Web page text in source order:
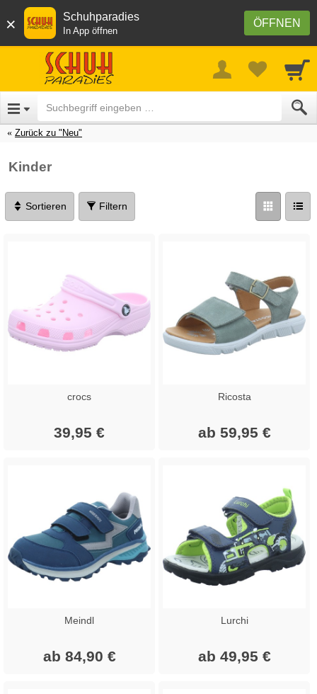
× ÖFFNEN
Schuhparadies
In App öffnen
Zurück zu "Neu"
Kinder
Sortieren Filtern
crocs
39,95 €
Ricosta
ab 59,95 €
Meindl
ab 84,90 €
Lurchi
ab 49,95 €